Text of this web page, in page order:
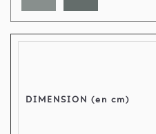
DIMENSION (en cm)